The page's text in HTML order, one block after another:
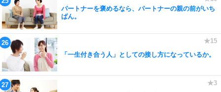
パートナーを褒めるなら、パートナーの親の前がいち
ばん。
「一生付き合う人」としての接し方になっているか。